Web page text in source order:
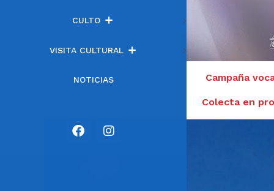
CULTO
VISITA CULTURAL
NOTICIAS Campaña
Colecta en